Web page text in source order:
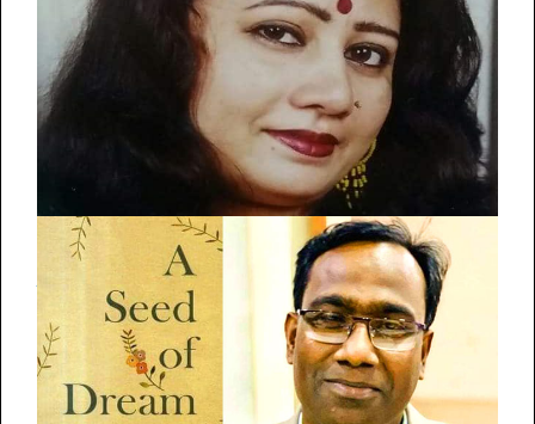
যতদূর গেলে স্বপ্ন পূরণ হতে পারে আমি সেই পর্যন্ত যেতে চাই